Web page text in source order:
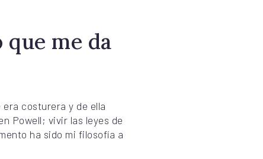
me da
costurera y de ella
Powell; vivir las leyes de
ha sido mi filosofía a